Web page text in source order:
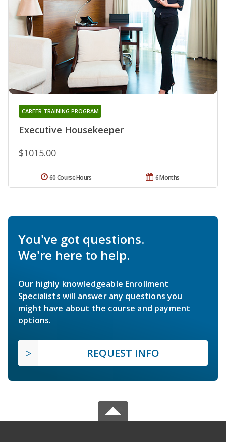
Executive Housekeeper
CAREER TRAINING PROGRAM
$1015.00
6 Months
60 Course Hours
You've got questions.
We're here to help.
Our highly knowledgeable Enrollment
Specialists will answer any questions you
might have about the course and payment
options.
REQUEST INFO